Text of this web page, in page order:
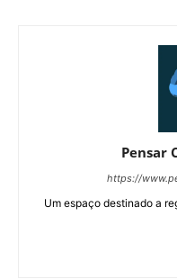
Pensar
https://
Um espaço destinado a